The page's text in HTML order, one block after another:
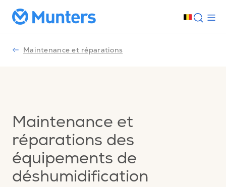
Maintenance et réparations
Maintenance et
réparations des
équipements de
déshumidification